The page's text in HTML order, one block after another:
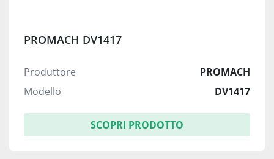
PROMACH DV1417
Produttore
PROMACH
Modello
DV1417
SCOPRI PRODOTTO